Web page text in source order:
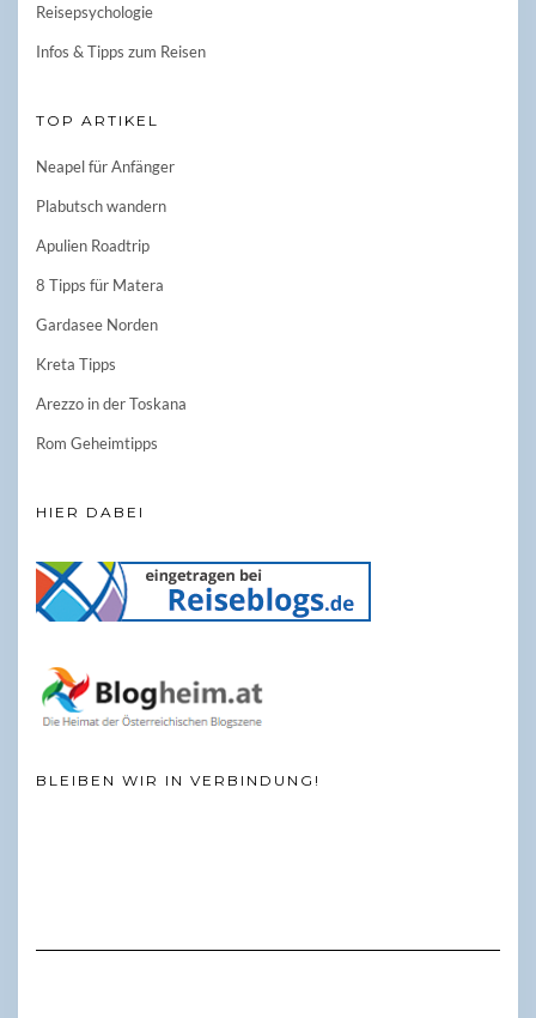
Reisepsychologie
Infos & Tipps zum Reisen
TOP ARTIKEL
Neapel für Anfänger
Plabutsch wandern
Apulien Roadtrip
8 Tipps für Matera
Gardasee Norden
Kreta Tipps
Arezzo in der Toskana
Rom Geheimtipps
HIER DABEI
BLEIBEN WIR IN VERBINDUNG!